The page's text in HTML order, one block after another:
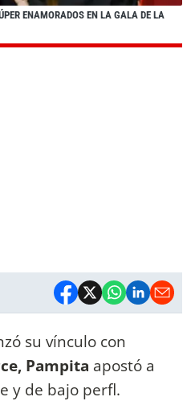
ENAMORADOS EN LA GALA DE LA
su vínculo con
Pampita apostó a
y de bajo perfl.